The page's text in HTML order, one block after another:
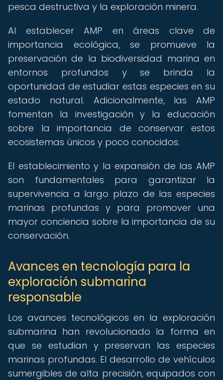
pesca destructiva y la exploración minera.
Al establecer AMP en áreas clave de
importancia ecológica, se promueve la
preservación de la biodiversidad marina en
entornos profundos y se brinda la
oportunidad de estudiar estas especies en su
estado natural. Adicionalmente, las AMP
fomentan la investigación y la educación
sobre la importancia de conservar estos
ecosistemas únicos y poco conocidos.
El establecimiento y la expansión de las AMP
son fundamentales para garantizar la
supervivencia a largo plazo de las especies
marinas profundas y para promover una
mayor conciencia sobre la importancia de su
conservación.
Avances en tecnología para la
exploración submarina
responsable
Los avances tecnológicos en la exploración
submarina han revolucionado la forma en
que se estudian y preservan las especies
marinas profundas. El desarrollo de vehículos
sumergibles de alta precisión, equipados con